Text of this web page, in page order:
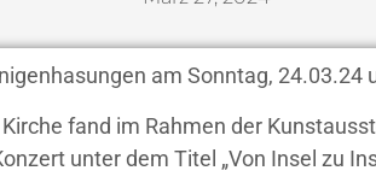
am Sonntag, 24.03.24
fand im Rahmen der
unter dem Titel „Von Insel zu